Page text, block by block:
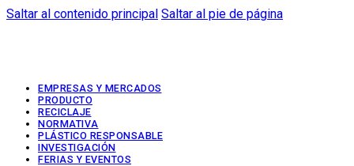
Saltar al contenido principal Saltar al pie de página
EMPRESAS Y MERCADOS
PRODUCTO
RECICLAJE
NORMATIVA
PLÁSTICO RESPONSABLE
INVESTIGACIÓN
FERIAS Y EVENTOS